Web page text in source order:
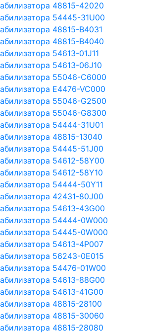
48815-42020
54445-31U00
48815-B4031
48815-B4040
54613-01J11
54613-06J10
55046-C6000
E4476-VC000
55046-G2500
55046-G8300
54444-31U01
48815-13040
54445-51J00
54612-58Y00
54612-58Y10
54444-50Y11
42431-80J00
54613-43G00
54444-0W000
54445-0W000
54613-4P007
56243-0E015
54476-01W00
54613-88G00
54613-41G00
48815-28100
48815-30060
48815-28080